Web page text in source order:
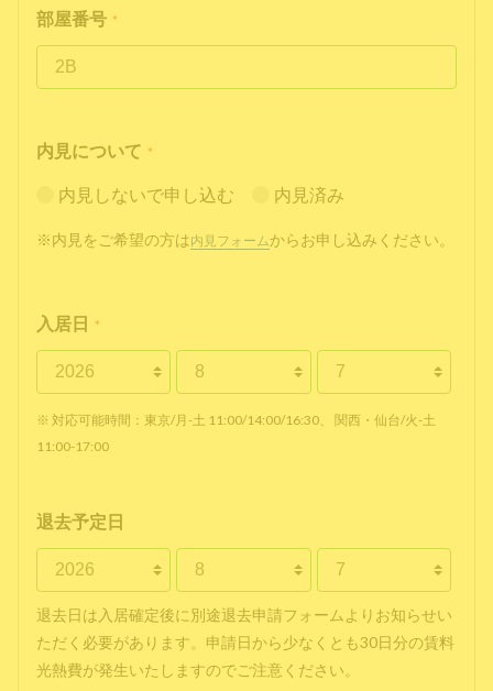
部屋番号 *
内見について *
内見しないで申し込む 内見済み
※内見をご希望の方は 内見フォームからお申し込みください。
入居日 *
※ 対応可能時間：東京/月-土 11:00/14:00/16:30、 関西・仙台/火-土
11:00-17:00
退去予定日
退去日は入居確定後に別途退去申請フォームよりお知らせい
ただく必要があります。申請日から少なくとも30日分の賃料
光熱費が発生いたしますのでご注意ください。